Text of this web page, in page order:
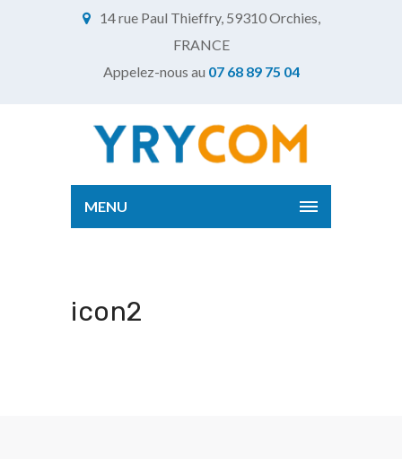
14 rue Paul Thieffry, 59310 Orchies,
FRANCE
Appelez-nous au 07 68 89 75 04
MENU
icon2